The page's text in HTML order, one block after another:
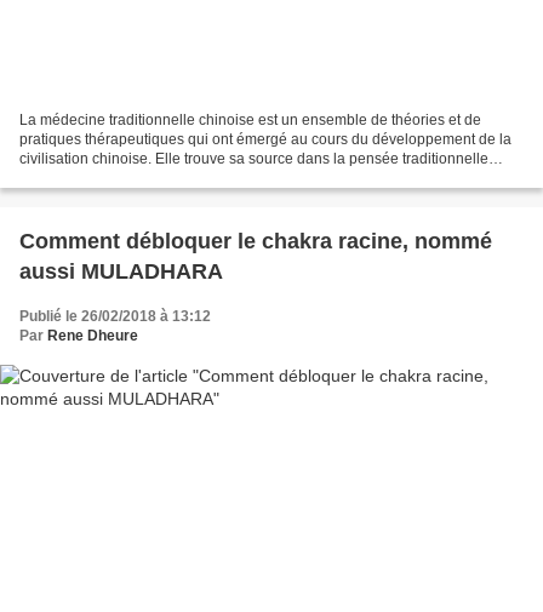
La médecine traditionnelle chinoise est un ensemble de théories et de
pratiques thérapeutiques qui ont émergé au cours du développement de la
civilisation chinoise. Elle trouve sa source dans la pensée traditionnelle
Comment débloquer le chakra racine, nommé
aussi MULADHARA
Publié le 26/02/2018 à 13:12
Par Rene Dheure